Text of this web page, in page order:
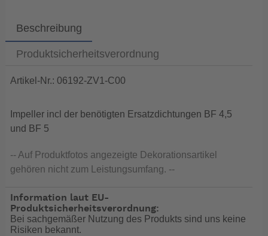
Beschreibung
Produktsicherheitsverordnung
Artikel-Nr.: 06192-ZV1-C00
Impeller incl der benötigten Ersatzdichtungen BF 4,5
und BF 5
-- Auf Produktfotos angezeigte Dekorationsartikel
gehören nicht zum Leistungsumfang. --
Information laut EU-
Produktsicherheitsverordnung:
Bei sachgemäßer Nutzung des Produkts sind uns keine
Risiken bekannt.